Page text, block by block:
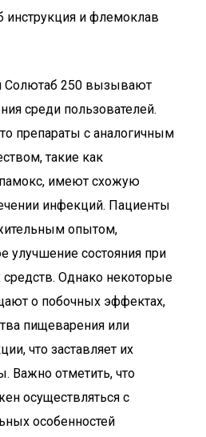
и флемоклав
Солютаб 250 вызывают
среди пользователей.
препараты с аналогичным
такие как
имеют схожую
инфекций. Пациенты
опытом,
улучшение состояния при
средств. Однако некоторые
о побочных эффектах,
пищеварения или
что заставляет их
Важно отметить, что
осуществляться с
особенностей